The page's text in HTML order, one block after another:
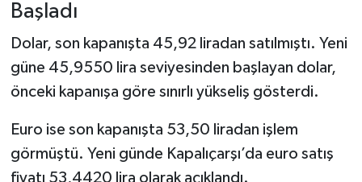
Başladı
Dolar, son kapanışta 45,92 liradan satılmıştı. Yeni
güne 45,9550 lira seviyesinden başlayan dolar,
önceki kapanışa göre sınırlı yükseliş gösterdi.
Euro ise son kapanışta 53,50 liradan işlem
görmüştü. Yeni günde Kapalıçarşı’da euro satış
fiyatı 53,4420 lira olarak açıklandı.